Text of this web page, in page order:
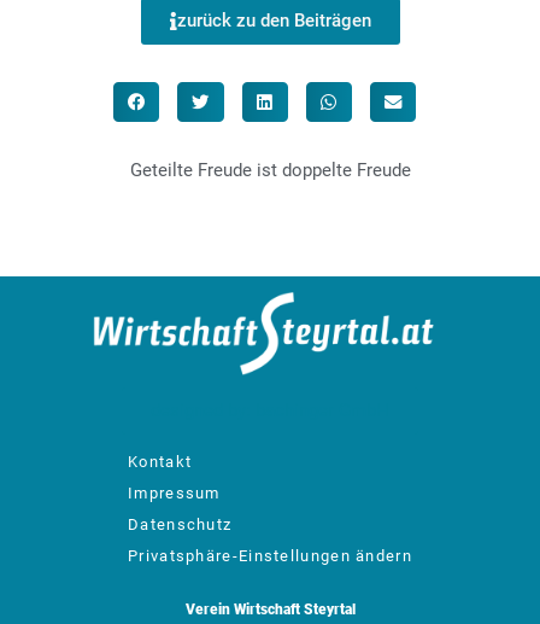
zurück zu den Beiträgen
Geteilte Freude ist doppelte Freude
Kontakt
Impressum
Datenschutz
Privatsphäre-Einstellungen ändern
Verein Wirtschaft Steyrtal